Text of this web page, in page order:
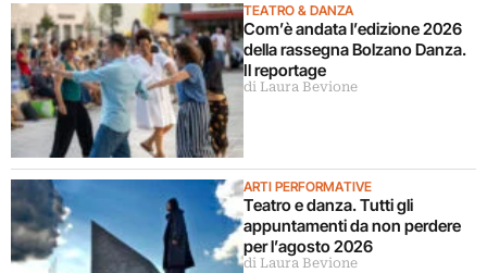
TEATRO & DANZA
Com’è andata l’edizione 2026
della rassegna Bolzano Danza.
Il reportage
di Laura Bevione
ARTI PERFORMATIVE
Teatro e danza. Tutti gli
appuntamenti da non perdere
per l’agosto 2026
di Laura Bevione